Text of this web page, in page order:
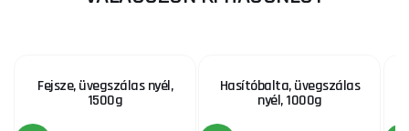
Fejsze, üvegszálas nyél,
1500g
Hasítóbalta, üvegszálas
nyél, 1000g